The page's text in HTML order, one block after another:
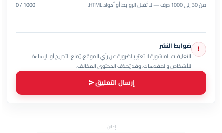
من 30 إلى 1000 حرف — لا تُقبل الروابط أو أكواد HTML. 0 / 1000
! ضوابط النشر
التعليقات المنشورة لا تعبّر بالضرورة عن رأي الموقع. يُمنع التجريح أو الإساءة
للأشخاص والمقدسات، وقد يُحذف المحتوى المخالف.
إرسال التعليق
إعلان